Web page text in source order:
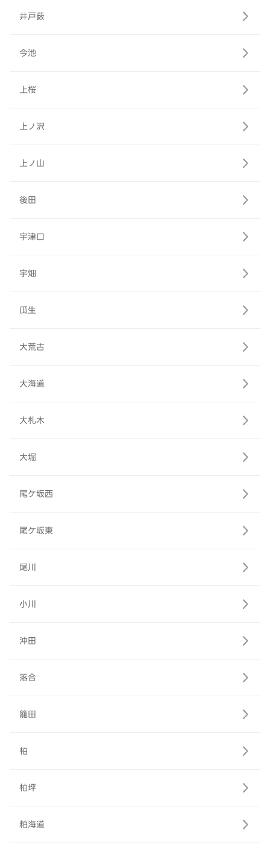
井戸薮
今池
上桜
上ノ沢
上ノ山
後田
宇津口
宇畑
瓜生
大荒古
大海道
大札木
大堀
尾ケ坂西
尾ケ坂東
尾川
小川
沖田
落合
籠田
柏
柏坪
粕海道